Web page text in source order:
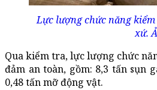
Lực lượng chức năng
xứ.
Qua kiểm tra, lực lượng chức
đảm an toàn, gồm: 8,3 tấn sụn
0,48 tấn mỡ động vật.